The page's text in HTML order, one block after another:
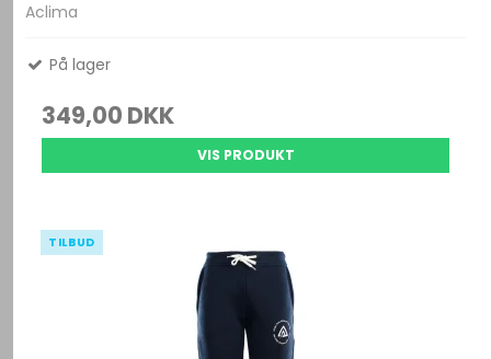
Aclima
På lager
349,00 DKK
VIS PRODUKT
TILBUD